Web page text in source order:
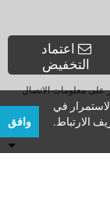
اعتماد
التخفيض
على معلومات الاتصال
في
الارتباط.
وافق